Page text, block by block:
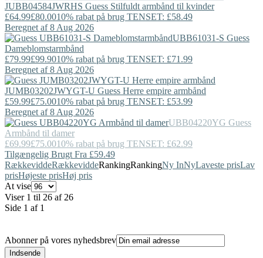
JUBB04584JWRHS Guess Stilfuldt armbånd til kvinder
£64.99£80.0010% rabat på brug TENSET: £58.49
Beregnet af 8 Aug 2026
UBB61031-S Guess
Dameblomstarmbånd
£79.99£99.9010% rabat på brug TENSET: £71.99
Beregnet af 8 Aug 2026
JUMB03202JWYGT-U Guess Herre empire armbånd
£59.99£75.0010% rabat på brug TENSET: £53.99
Beregnet af 8 Aug 2026
UBB04220YG Guess
Armbånd til damer
£69.99£75.0010% rabat på brug TENSET: £62.99
Tilgængelig Brugt Fra £59.49
RækkeviddeRækkeviddeRankingRankingNy InNyLaveste prisLav
prisHøjeste prisHøj pris
At vise
Viser 1 til 26 af 26
Side 1 af 1
Abonner på vores nyhedsbrev